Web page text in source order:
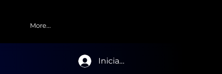
More...
Iniciar sesión